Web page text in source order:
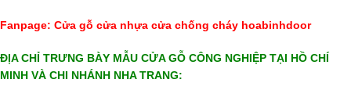
Fanpage: Cửa gỗ cửa nhựa cửa chống cháy hoabinhdoor
ĐỊA CHỈ TRƯNG BÀY MẪU CỬA GỖ CÔNG NGHIỆP TẠI HỒ CHÍ
MINH VÀ CHI NHÁNH NHA TRANG: